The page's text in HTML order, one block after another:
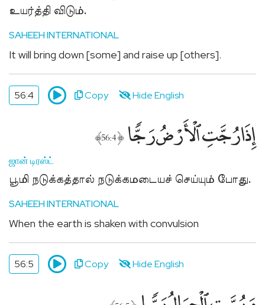
பதியுங்கள்
for
Support
உதவிக்கு
உயர்த்தி விடும்.
SAHEEH INTERNATIONAL
It will bring down [some] and raise up [others].
56:4 Copy Hide English
إِذَا رُجَّتِ ٱلْأَرْضُ رَجًّۭا ﴿56:4﴾
ஜான் டிரஸ்ட்
பூமி நடுக்கத்தால் நடுக்கமடையச் செய்யும் போது.
SAHEEH INTERNATIONAL
When the earth is shaken with convulsion
56:5 Copy Hide English